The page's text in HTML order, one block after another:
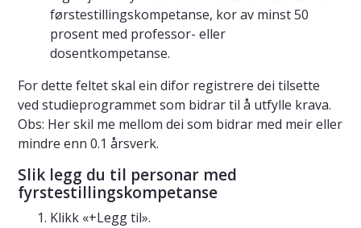
førstestillingskompetanse, kor av minst 50
prosent med professor- eller
dosentkompetanse.
For dette feltet skal ein difor registrere dei tilsette
ved studieprogrammet som bidrar til å utfylle krava.
Obs: Her skil me mellom dei som bidrar med meir eller
mindre enn 0.1 årsverk.
Slik legg du til personar med
fyrstestillingskompetanse
Klikk «+Legg til».